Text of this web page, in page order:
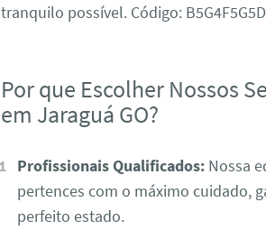
tranquilo possível. Código:
Por que Escolher Nossos
em Jaraguá GO?
Profissionais Qualificados:Nossa
pertences com o máximo cuidado,
perfeito estado.